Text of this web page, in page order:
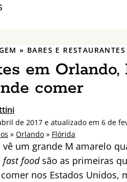
» BARES E RESTAURANTES
em Orlando,
comer
de 2017 e atualizado em 6 de
» Orlando » Flórida
vê um grande M amarelo
fast foodsão as primeiras
nos Estados Unidos,